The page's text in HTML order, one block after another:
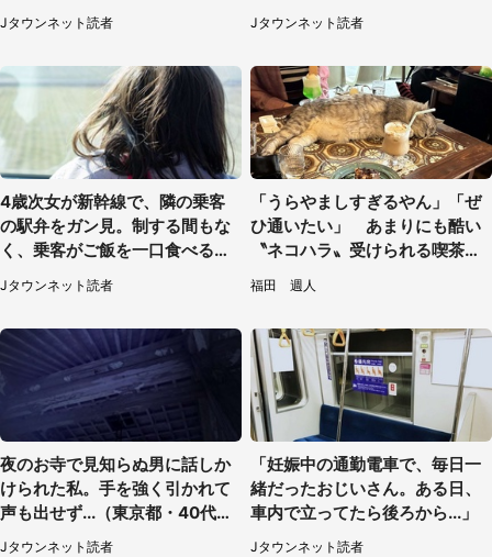
は...」（千葉県・20代女性）
Jタウンネット読者 たもの（山口県・30代女性）
Jタウンネット読者
4歳次女が新幹線で、隣の乗客
の駅弁をガン見。制する間もな
く、乗客がご飯を一口食べると
（茨城県・50代女性）
Jタウンネット読者
「うらやましすぎるやん」「ぜ
ひ通いたい」 あまりにも酷い
〝ネコハラ〟受けられる喫茶店
に5.3万人驚がく
福田 週人
夜のお寺で見知らぬ男に話しか
けられた私。手を強く引かれて
声も出せず...（東京都・40代女
性）
Jタウンネット読者
「妊娠中の通勤電車で、毎日一
緒だったおじいさん。ある日、
車内で立ってたら後ろから...」
Jタウンネット読者